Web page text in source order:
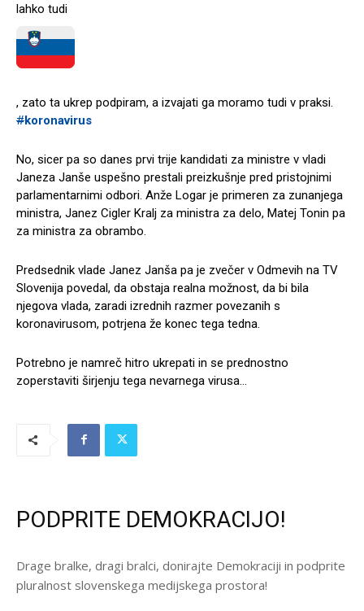
lahko tudi
, zato ta ukrep podpiram, a izvajati ga moramo tudi v praksi.
#koronavirus
No, sicer pa so danes prvi trije kandidati za ministre v vladi
Janeza Janše uspešno prestali preizkušnje pred pristojnimi
parlamentarnimi odbori. Anže Logar je primeren za zunanjega
ministra, Janez Cigler Kralj za ministra za delo, Matej Tonin pa
za ministra za obrambo.
Predsednik vlade Janez Janša pa je zvečer v Odmevih na TV
Slovenija povedal, da obstaja realna možnost, da bi bila
njegova vlada, zaradi izrednih razmer povezanih s
koronavirusom, potrjena že konec tega tedna.
Potrebno je namreč hitro ukrepati in se prednostno
zoperstaviti širjenju tega nevarnega virusa…
PODPRITE DEMOKRACIJO!
Drage bralke, dragi bralci, donirajte Demokraciji in podprite
pluralnost slovenskega medijskega prostora!